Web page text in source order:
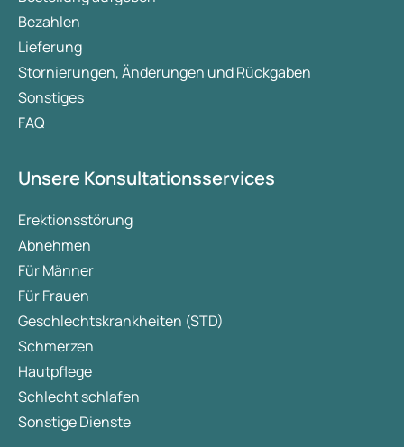
Bezahlen
Lieferung
Stornierungen, Änderungen und Rückgaben
Sonstiges
FAQ
Unsere Konsultationsservices
Erektionsstörung
Abnehmen
Für Männer
Für Frauen
Geschlechtskrankheiten (STD)
Schmerzen
Hautpflege
Schlecht schlafen
Sonstige Dienste